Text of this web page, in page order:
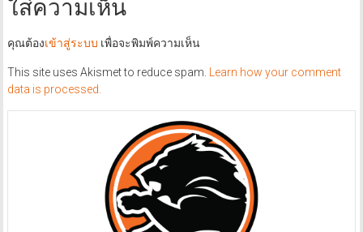
ใส่ความเห็น
คุณต้องเข้าสู่ระบบ เพื่อจะพิมพ์ความเห็น
This site uses Akismet to reduce spam.
Learn how your comment
data is processed.